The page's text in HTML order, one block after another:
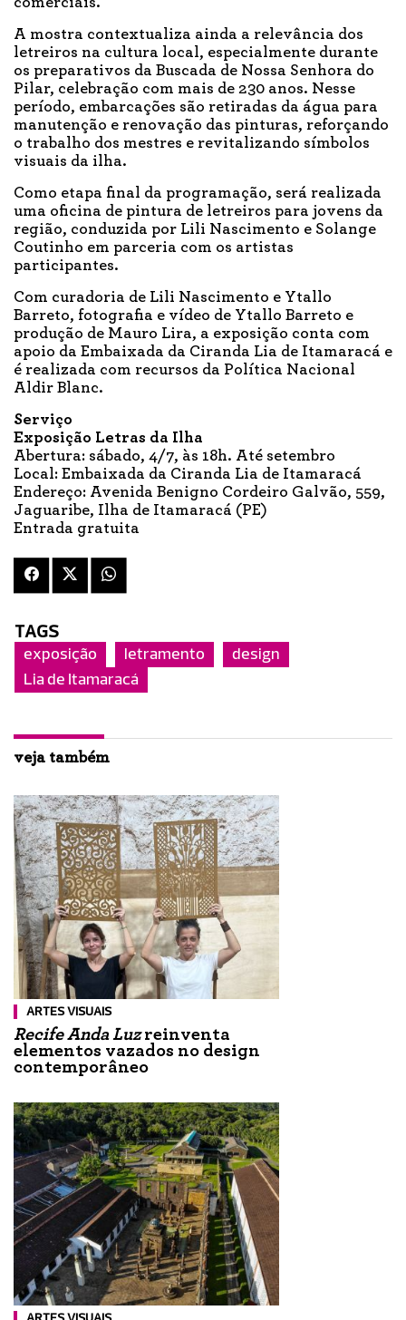
A mostra contextualiza ainda a relevância dos
letreiros na cultura local, especialmente durante
os preparativos da Buscada de Nossa Senhora do
Pilar, celebração com mais de 230 anos. Nesse
período, embarcações são retiradas da água para
manutenção e renovação das pinturas, reforçando
o trabalho dos mestres e revitalizando símbolos
visuais da ilha.
Como etapa final da programação, será realizada
uma oficina de pintura de letreiros para jovens da
região, conduzida por Lili Nascimento e Solange
Coutinho em parceria com os artistas
participantes.
Com curadoria de Lili Nascimento e Ytallo
Barreto, fotografia e vídeo de Ytallo Barreto e
produção de Mauro Lira, a exposição conta com
apoio da Embaixada da Ciranda Lia de Itamaracá e
é realizada com recursos da Política Nacional
Aldir Blanc.
Serviço
Exposição Letras da Ilha
Abertura: sábado, 4/7, às 18h. Até setembro
Local: Embaixada da Ciranda Lia de Itamaracá
Endereço: Avenida Benigno Cordeiro Galvão, 559,
Jaguaribe, Ilha de Itamaracá (PE)
Entrada gratuita
TAGS
exposição letramento
design
Lia de Itamaracá
veja também
ARTES VISUAIS
Recife Anda Luzreinventa
elementos vazados no design
contemporâneo